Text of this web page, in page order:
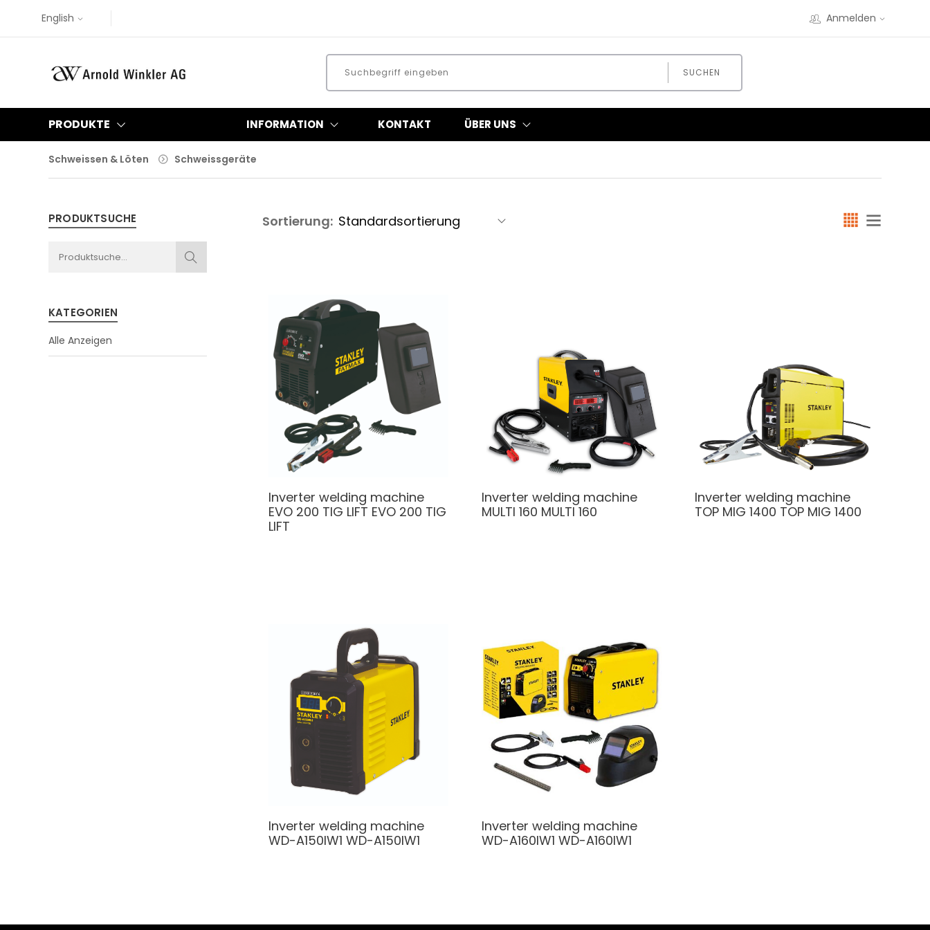
English Anmelden
SUCHEN
PRODUKTE INFORMATION KONTAKT ÜBER UNS
Schweissen & Löten Schweissgeräte
PRODUKTSUCHE
KATEGORIEN
Alle Anzeigen
Sortierung:
Inverter welding machine
EVO 200 TIG LIFT EVO 200 TIG
LIFT
Inverter welding machine
MULTI 160 MULTI 160
Inverter welding machine
TOP MIG 1400 TOP MIG 1400
Inverter welding machine
WD-A150IW1 WD-A150IW1
Inverter welding machine
WD-A160IW1 WD-A160IW1